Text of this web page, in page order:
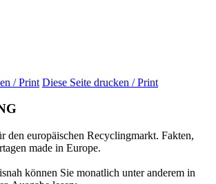
Diese Seite drucken / Print
den europäischen Recyclingmarkt. Fakten,
made in Europe.
können Sie monatlich unter anderem in